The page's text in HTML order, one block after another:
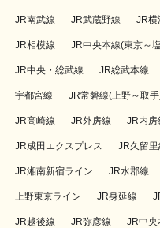
JR南武線 JR武蔵野線 JR横
JR相模線 JR中央本線(東京～
JR中央・総武線 JR総武本線
宇都宮線 JR常磐線(上野～取
JR高崎線 JR外房線 JR内房
JR成田エクスプレス JR久留里
JR湘南新宿ライン JR水郡線
上野東京ライン JR身延線
JR越後線 JR弥彦線 JR中央